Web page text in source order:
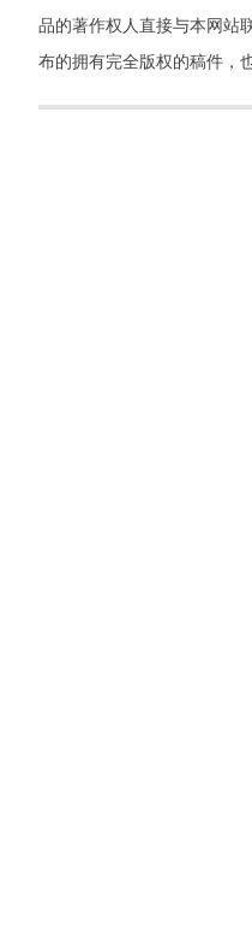
品的著作权人直接与本网站
布的拥有完全版权的稿件，